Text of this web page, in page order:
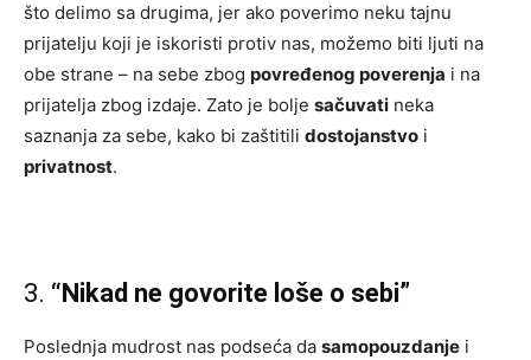
što delimo sa drugima, jer ako poverimo neku tajnu
prijatelju koji je iskoristi protiv nas, možemo biti ljuti na
obe strane – na sebe zbog povređenog poverenja i na
prijatelja zbog izdaje. Zato je bolje sačuvati neka
saznanja za sebe, kako bi zaštitili dostojanstvo i
privatnost.
3. “Nikad ne govorite loše o sebi”
Poslednja mudrost nas podseća da samopouzdanje i